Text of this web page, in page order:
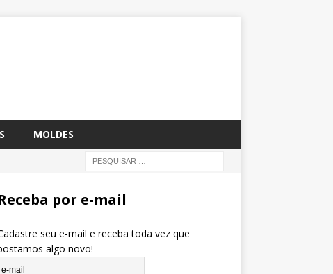
MOLDES
por e-mail
seu e-mail e receba toda vez que
algo novo!